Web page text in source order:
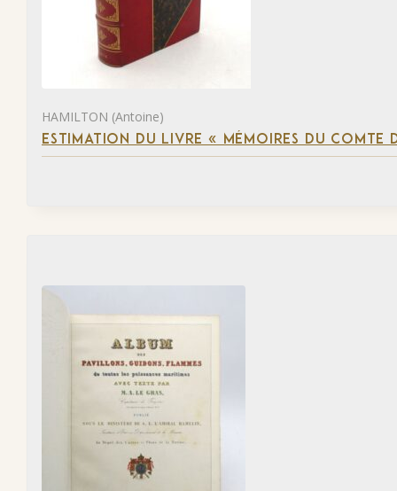
HAMILTON (Antoine)
ESTIMATION DU LIVRE « MÉMOIRES DU COMTE